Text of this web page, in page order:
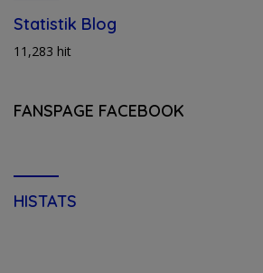
Statistik Blog
11,283 hit
FANSPAGE FACEBOOK
HISTATS